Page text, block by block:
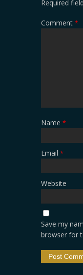
Required
Comment *
Name *
Email *
Website
Save my
browser for